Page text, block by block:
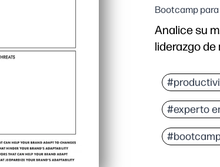
Bootcamp
Analice su
liderazgo de
#experto